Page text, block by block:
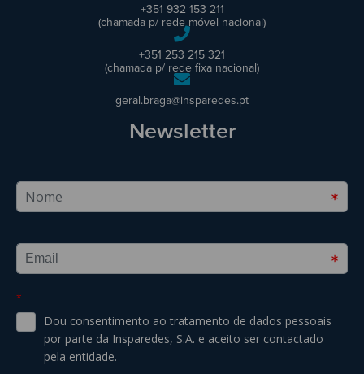
+351 932 153 211
(chamada p/ rede móvel nacional)
+351 253 215 321
(chamada p/ rede fixa nacional)
geral.braga@insparedes.pt
Newsletter